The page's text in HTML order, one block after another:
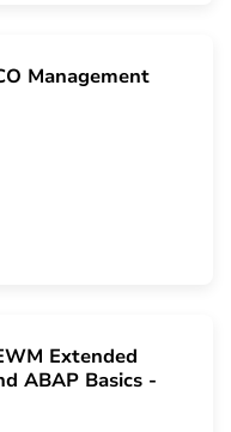
Management
Extended
ABAP Basics -